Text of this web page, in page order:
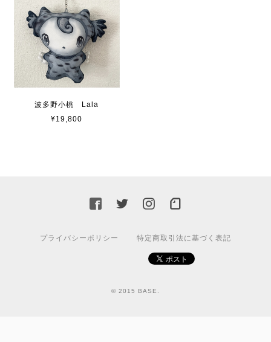
波多野小桃 Lala
¥19,800
プライバシーポリシー 特定商取引法に基づく表記
© 2015 BASE.